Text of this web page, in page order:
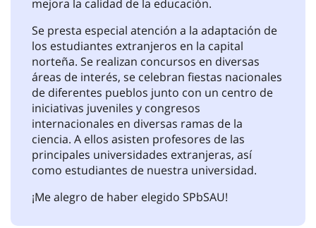
David Bigati, República
Democrática del Congo.
Facultad de Agrotecnología,
Edafología y Ecología
Nuestra universidad cuenta con profesores de
alto nivel: docents, profesores, doctores en
ciencias. Las lecciones prácticas permiten
consolidar material teórico, lo que sin duda
mejora la calidad de la educación.
Se presta especial atención a la adaptación de
los estudiantes extranjeros en la capital